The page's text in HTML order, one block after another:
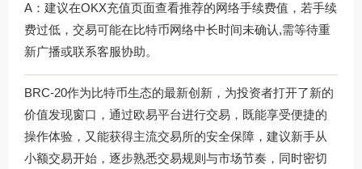
A：建议在OKX充值页面查看推荐的网络手续费值，若手续
费过低，交易可能在比特币网络中长时间未确认,需等待重
新广播或联系客服协助。
BRC-20作为比特币生态的最新创新，为投资者打开了新的
价值发现窗口，通过欧易平台进行交易，既能享受便捷的
操作体验，又能获得主流交易所的安全保障，建议新手从
小额交易开始，逐步熟悉交易规则与市场节奏，同时密切